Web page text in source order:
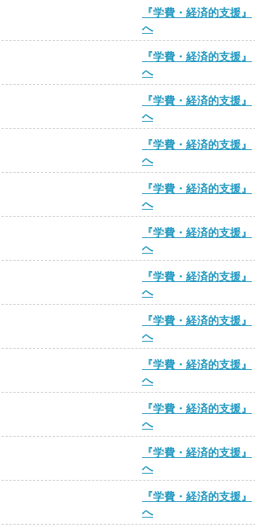
『学費・経済的支援』
へ
『学費・経済的支援』
へ
『学費・経済的支援』
へ
『学費・経済的支援』
へ
『学費・経済的支援』
へ
『学費・経済的支援』
へ
『学費・経済的支援』
へ
『学費・経済的支援』
へ
『学費・経済的支援』
へ
『学費・経済的支援』
へ
『学費・経済的支援』
へ
『学費・経済的支援』
へ